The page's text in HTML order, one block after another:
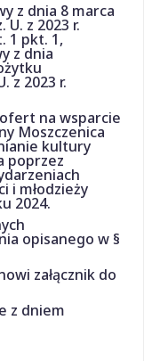
z dnia 8 marca
z 2023 r.
1 pkt. 1,
z dnia
z 2023 r.
na wsparcie
Moszczenica
kultury
poprzez
i młodzieży
2024.
opisanego w §
załącznik do
z dniem